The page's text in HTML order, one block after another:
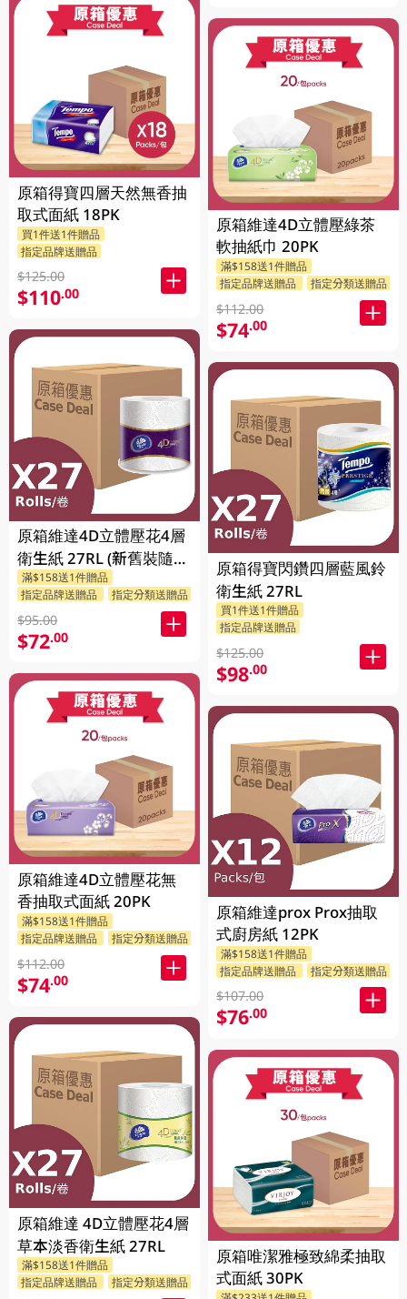
原箱得寶四層天然無香抽
取式面紙 18PK
買1件送1件贈品
指定品牌送贈品
$125.00
$110.00
原箱維達4D立體壓花4層
衛生紙 27RL (新舊裝隨機
送出)
滿$158送1件贈品
指定品牌送贈品
指定分類送贈品
$95.00
$72.00
原箱維達4D立體壓花無
香抽取式面紙 20PK
滿$158送1件贈品
指定品牌送贈品
指定分類送贈品
$112.00
$74.00
原箱維達 4D立體壓花4層
草本淡香衛生紙 27RL
滿$158送1件贈品
指定品牌送贈品
指定分類送贈品
原箱維達4D立體壓綠茶
軟抽紙巾 20PK
滿$158送1件贈品
指定品牌送贈品
指定分類送贈品
$112.00
$74.00
原箱得寶閃鑽四層藍風鈴
衛生紙 27RL
買1件送1件贈品
指定品牌送贈品
$125.00
$98.00
原箱維達prox Prox抽取
式廚房紙 12PK
滿$158送1件贈品
指定品牌送贈品
指定分類送贈品
$107.00
$76.00
原箱唯潔雅極致綿柔抽取
式面紙 30PK